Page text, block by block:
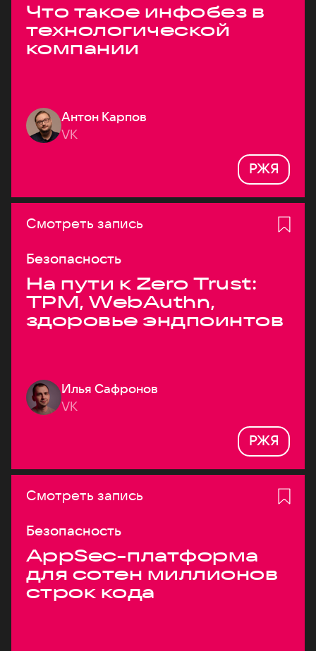
Что такое инфобез в
технологической
компании
Антон Карпов
VK
РЖЯ
Смотреть запись
Безопасность
На пути к Zero Trust:
TPM, WebAuthn,
здоровье эндпоинтов
Илья Сафронов
VK
РЖЯ
Смотреть запись
Безопасность
AppSec-платформа
для сотен миллионов
строк кода